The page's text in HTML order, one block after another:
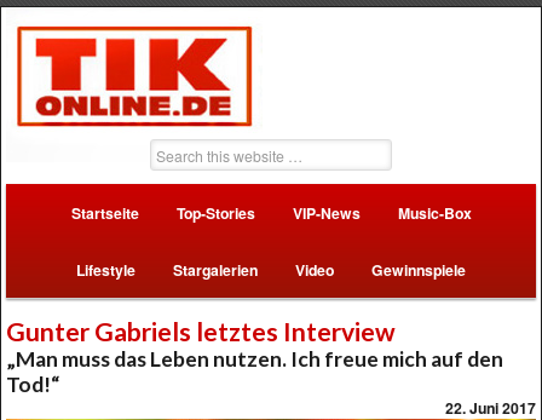
Startseite Top-Stories VIP-News Music-Box
Lifestyle Stargalerien Video Gewinnspiele
Gunter Gabriels letztes Interview
„Man muss das Leben nutzen. Ich freue mich auf den
Tod!“
22. Juni 2017